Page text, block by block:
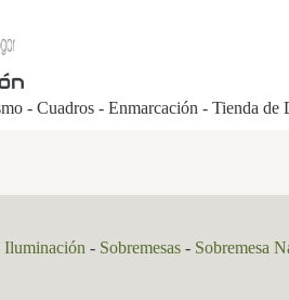
- Cuadros - Enmarcación - Tienda de
Iluminación - Sobremesas - Sobremesa